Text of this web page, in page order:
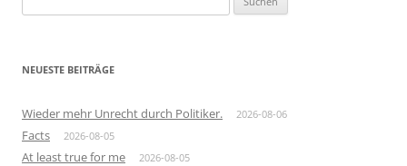
nach:
NEUESTE BEITRÄGE
Wieder mehr Unrecht durch Politiker. 2026-08-06
Facts 2026-08-05
At least true for me 2026-08-05